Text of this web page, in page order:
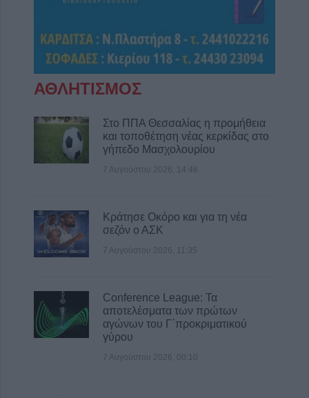
7 Αυγούστου 2026, 13:03
Μαγνησία: Χωρίς τις αισθήσεις της
ανασύρθηκε 70χρονη στην Άφησσο
Συνελήφθη 31χρονος στη Γερμανία που
εκκρεμούσε Ευρωπαϊκό ένταλμα σύλληψης
για ανθρωποκτονίες στην Ελλάδα
7 Αυγούστου 2026, 12:50
δημοσιονομικός χώρος - Προτάσεις
διαφάνειας και εξοικονόμησης πόρων"
7 Αυγούστου 2026, 12:29
7 Αυγούστου 2026, 11:57
Συλλήψεις στην Καρδίτσα για ρευματοκλοπή
και παραβάσεις του ΚΟΚ
7 Αυγούστου 2026, 11:48
ΑΘΛΗΤΙΣΜΟΣ
Στο ΠΠΑ Θεσσαλίας η προμήθεια
και τοποθέτηση νέας κερκίδας στο
γήπεδο Μασχολουρίου
7 Αυγούστου 2026, 14:46
Κράτησε Οκόρο και για τη νέα
σεζόν ο ΑΣΚ
7 Αυγούστου 2026, 11:35
Conference League: Τα
αποτελέσματα των πρώτων
αγώνων του Γ΄προκριματικού
γύρου
7 Αυγούστου 2026, 00:10